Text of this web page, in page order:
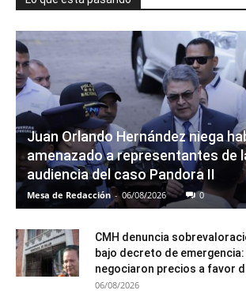
Juan Orlando Hernández niega
amenazado a representantes de
audiencia del caso Pandora II
Mesa de Redacción - 06/08/2026 0
CMH denuncia
bajo decreto de emergencia:
negociaron precios a favor
06/08/2026